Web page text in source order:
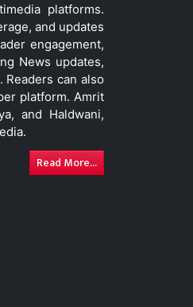
platforms.
and updates
engagement,
News updates,
can also
platform. Amrit
and Haldwani,
Read More...